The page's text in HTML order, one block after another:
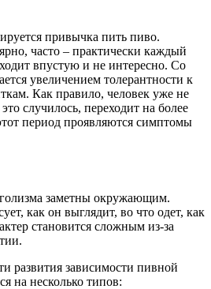
привычка пить пиво.
часто – практически каждый
впустую и не интересно. Со
увеличением толерантности к
Как правило, человек уже не
случилось, переходит на более
период проявляются симптомы
заметны окружающим.
как он выглядит, во что одет, как
становится сложным из-за
развития зависимости пивной
на несколько типов: